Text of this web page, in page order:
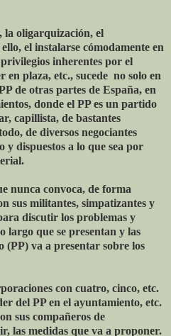
la oligarquización, el
el instalarse cómodamente en
inherentes por el
en plaza, etc., sucede no solo en
de otras partes de España, en
donde el PP es un partido
capillista, de bastantes
de diversos negociantes
y dispuestos a lo que sea por
nunca convoca, de forma
sus militantes, simpatizantes y
discutir los problemas y
largo que se presentan y las
va a presentar sobre los
con cuatro, cinco, etc.
del PP en el ayuntamiento, etc.
sus compañeros de
las medidas que va a proponer.